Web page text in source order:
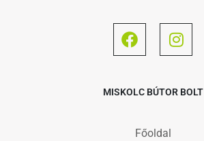
MISKOLC BÚTOR BOLT
Főoldal